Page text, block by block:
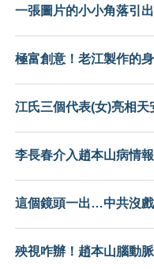
一張圖片的小小角落引
極富創意！老江製作的
江氏三個代表(女)亮相天
李長春介入趙本山病情
這個鏡頭一出…中共沒
殃視咋辦！趙本山腦動